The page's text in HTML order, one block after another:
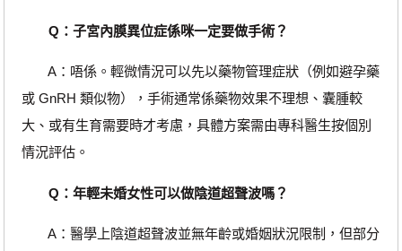
Q：子宮內膜異位症係咪一定要做手術？
A：唔係。輕微情況可以先以藥物管理症狀（例如避孕藥
或 GnRH 類似物），手術通常係藥物效果不理想、囊腫較
大、或有生育需要時才考慮，具體方案需由專科醫生按個別
情況評估。
Q：年輕未婚女性可以做陰道超聲波嗎？
A：醫學上陰道超聲波並無年齡或婚姻狀況限制，但部分